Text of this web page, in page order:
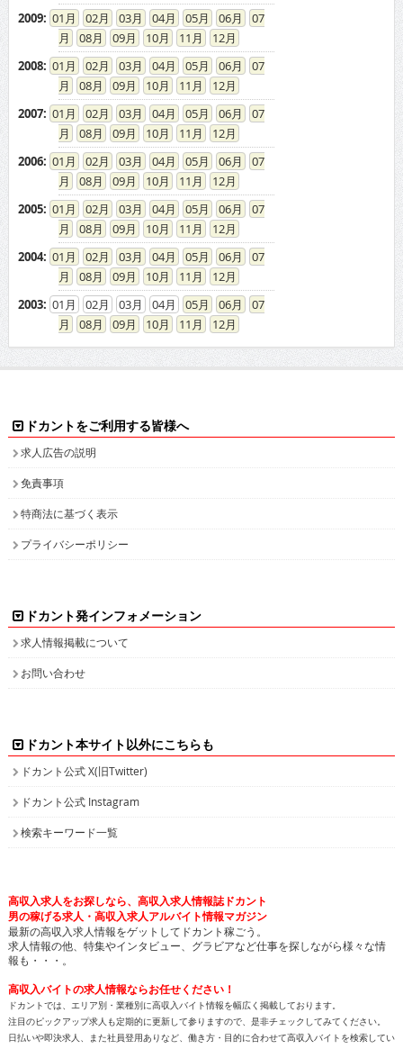
2009: 01 02 03 04 05 06
07
08
09 10 11
12
2008: 01 02 03 04 05 06
07
08
09 10 11
12
2007: 01 02 03 04 05 06
07
08
09 10 11
12
2006: 01 02 03 04 05 06
07
08
09 10 11
12
2005: 01 02 03 04 05 06
07
08
09 10 11
12
2004: 01 02 03 04 05 06
07
08
09 10 11
12
2003: 01 02 03 04 05 06
07
08
09 10 11 12
ドカントをご利用する皆様へ
求人広告の説明
免責事項
特商法に基づく表示
プライバシーポリシー
ドカント発インフォメーション
求人情報掲載について
お問い合わせ
ドカント本サイト以外にこちらも
ドカント公式 X(旧Twitter)
ドカント公式 Instagram
検索キーワード一覧
高収入求人をお探しなら、高収入求人情報誌ドカント
男の稼げる求人・高収入求人アルバイト情報マガジン
最新の高収入求人情報をゲットしてドカント稼ごう。
求人情報の他、特集やインタビュー、グラビアなど仕事を探しながら様々な情
報も・・・。
高収入バイトの求人情報ならお任せください！
ドカントでは、エリア別・業種別に高収入バイト情報を幅広く掲載しております。
注目のピックアップ求人も定期的に更新して参りますので、是非チェックしてみてください。
日払いや即決求人、また社員登用ありなど、働き方・目的に合わせて高収入バイトを検索してい